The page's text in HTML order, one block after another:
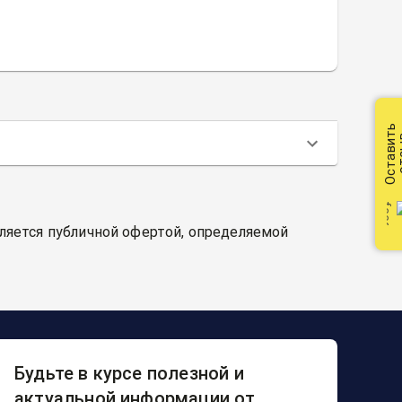
публичной офертой, определяемой
Будьте в курсе полезной и
Оставить